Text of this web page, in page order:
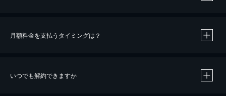
※40％ポイント還元の対象は、クレジットカード決済による作品の購入 / レンタルです。
iOSアプリのUコイン決済による作品の購入 / レンタルは、20％のポイント還元です。
月額料金を支払うタイミングは？
いつでも解約できますか